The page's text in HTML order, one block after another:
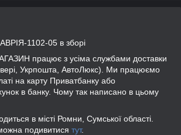
1102-05 в зборі
працює з усіма службами доставки
Укрпошта, АвтоЛюкс). Ми працюємо
на карту Приватбанку або
в банку. Чому так написано в цьому
в місті Ромни, Сумської області.
подивитися тут.